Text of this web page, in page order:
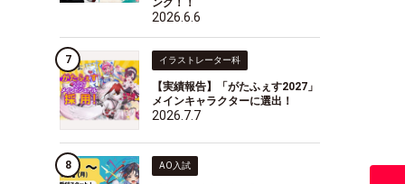
2026.6.6
イラストレーター科
【実績報告】「がたふぇす2027」
メインキャラクターに選出！
2026.7.7
AO入試